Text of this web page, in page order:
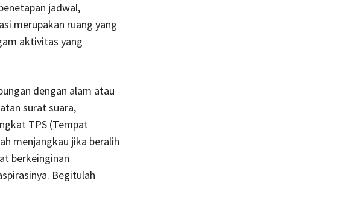
jadwal,
merupakan ruang yang
aktivitas yang
dengan alam atau
surat suara,
TPS (Tempat
menjangkau jika beralih
berkeinginan
Begitulah